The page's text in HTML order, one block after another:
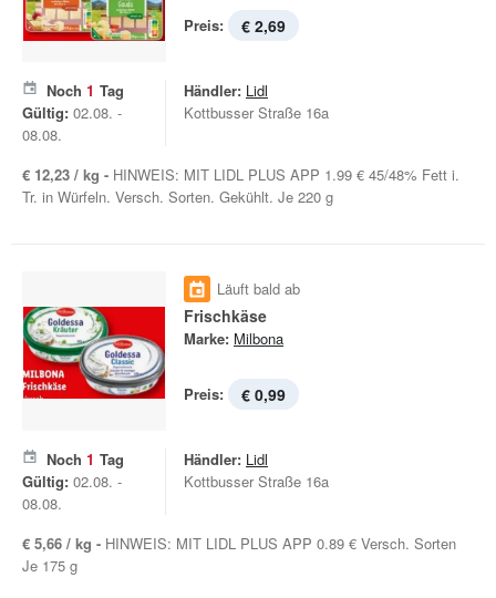
Preis: € 2,69
Noch 1 Tag
Gültig: 02.08. -
08.08.
Händler: Lidl
Kottbusser Straße 16a
€ 12,23 / kg - HINWEIS: MIT LIDL PLUS APP 1.99 € 45/48% Fett i.
Tr. in Würfeln. Versch. Sorten. Gekühlt. Je 220 g
Läuft bald ab
Frischkäse
Marke: Milbona
Preis: € 0,99
Noch 1 Tag
Gültig: 02.08. -
08.08.
Händler: Lidl
Kottbusser Straße 16a
€ 5,66 / kg - HINWEIS: MIT LIDL PLUS APP 0.89 € Versch. Sorten
Je 175 g